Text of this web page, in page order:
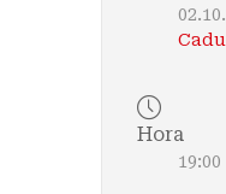
Hora
19:00